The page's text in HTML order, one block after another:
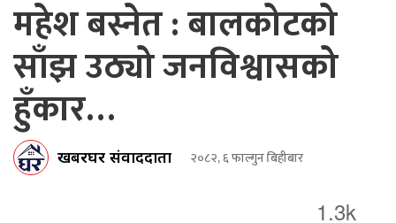
महेश बस्नेत : बालकोटको
साँझ उठ्यो जनविश्वासको
हुँकार…
खबरघर संवाददाता २०८२, ६ फाल्गुन बिहीबार
1.3k